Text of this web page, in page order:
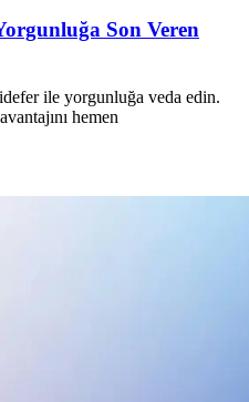
Son Veren
ile yorgunluğa veda edin.
hemen